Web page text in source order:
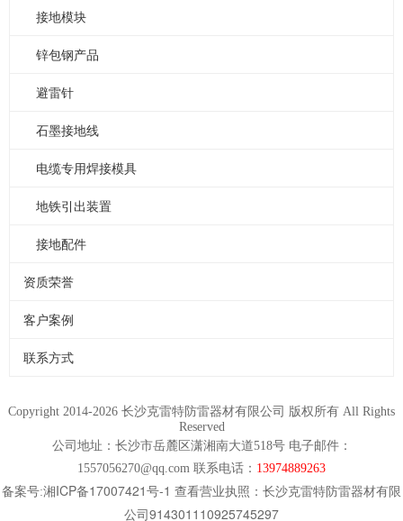
接地模块
锌包钢产品
避雷针
石墨接地线
电缆专用焊接模具
地铁引出装置
接地配件
资质荣誉
客户案例
联系方式
Copyright 2014-2026 长沙克雷特防雷器材有限公司 版权所有 All Rights
Reserved
公司地址：长沙市岳麓区潇湘南大道518号 电子邮件：
1557056270@qq.com 联系电话： 13974889263
备案号:湘ICP备17007421号-1 查看营业执照： 长沙克雷特防雷器材有限
公司914301110925745297